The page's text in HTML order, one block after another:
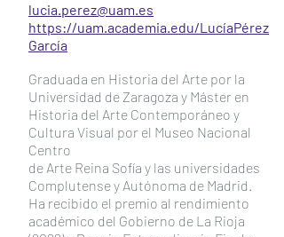
lucia.perez@uam.es
https://uam.academia.edu/LucíaPérez
García
Graduada en Historia del Arte por la
Universidad de Zaragoza y Máster en
Historia del Arte Contemporáneo y
Cultura Visual por el Museo Nacional
Centro
de Arte Reina Sofía y las universidades
Complutense y Autónoma de Madrid.
Ha recibido el premio al rendimiento
académico del Gobierno de La Rioja